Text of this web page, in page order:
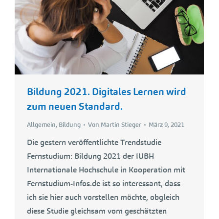
Bildung 2021. Digitales Lernen wird
zum neuen Standard.
Allgemein, Bildung Von Martin Stieger März 9, 2021
Die gestern veröffentlichte Trendstudie
Fernstudium: Bildung 2021 der IUBH
Internationale Hochschule in Kooperation mit
Fernstudium-Infos.de ist so interessant, dass
ich sie hier auch vorstellen möchte, obgleich
diese Studie gleichsam vom geschätzten